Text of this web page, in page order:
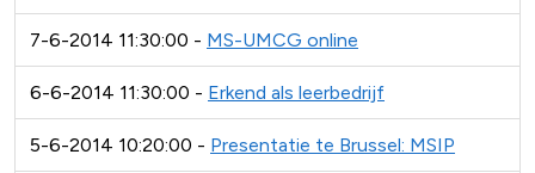
7-6-2014 11:30:00 - MS-UMCG online
6-6-2014 11:30:00 - Erkend als leerbedrijf
5-6-2014 10:20:00 - Presentatie te Brussel: MSIP